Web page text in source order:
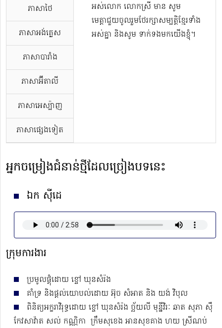
ភាសាថៃ
ភាសាអង់គ្លេស
ភាសាបារាំង
ភាសាអ៊ីតាលី
ភាសាអេស្ប៉ាញ
ភាសាផ្សេងទៀត
អស់លោក លោកស្រី មាន សូម
មេត្តាជួយចូលរួមថែរក្សាសម្បត្តិខ្មែរទាំង
អស់គ្នា និងសូម ទាក់ទងមកយើងខ្ញុំ។
អ្នកចម្រៀងជំនាន់ថ្មីដែលច្រៀងបទនេះ
ឯក ស៊ីដេ
ក្រុមការងារ
ប្រមូលផ្ដុំដោយ ខ្ចៅ ឃុនសំរ៉ង
គាំទ្រ និងផ្ដល់យោបល់ដោយ អ៊ុច សំអាត និង យង់ វិបុល
ពិនិត្យអក្ខរាវិរុទ្ធដោយ ខ្ចៅ ឃុនសំរ៉ង ច្ឆ័យលី មុន្នីវិរៈ ឆាត សុភា​ ស៊ឺ​
កែវសាវ៉ាត សល់ កណ្ណិកា ​ ក្រឹម​សុខេង អានសុខគាង ហយ ស្រីណប់